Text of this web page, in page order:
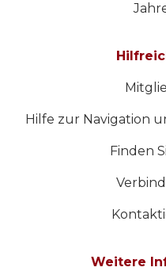
Hilfe zur Navigation
Finden
Weitere